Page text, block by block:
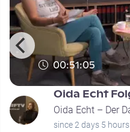
00:51:05
Oida Echt
Oida Echt – Der
since 2 days 5 hours